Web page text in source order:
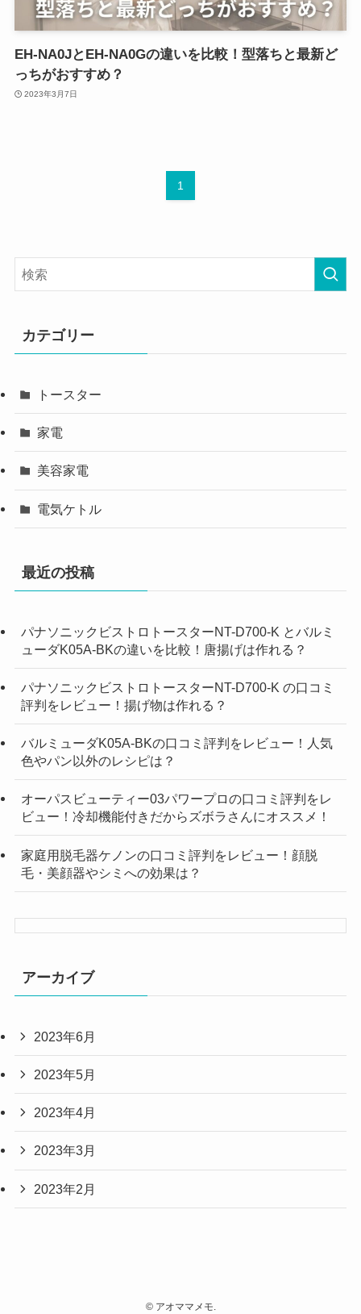
EH-NA0JとEH-NA0Gの違いを比較！型落ちと最新ど
っちがおすすめ？
2023年3月7日
1
カテゴリー
トースター
家電
美容家電
電気ケトル
最近の投稿
パナソニックビストロトースターNT-D700-K とバルミ
ューダK05A-BKの違いを比較！唐揚げは作れる？
パナソニックビストロトースターNT-D700-K の口コミ
評判をレビュー！揚げ物は作れる？
バルミューダK05A-BKの口コミ評判をレビュー！人気
色やパン以外のレシピは？
オーパスビューティー03パワープロの口コミ評判をレ
ビュー！冷却機能付きだからズボラさんにオススメ！
家庭用脱毛器ケノンの口コミ評判をレビュー！顔脱
毛・美顔器やシミへの効果は？
アーカイブ
2023年6月
2023年5月
2023年4月
2023年3月
2023年2月
©アオママメモ.